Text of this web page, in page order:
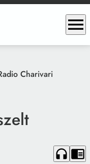
menu
Charivari
headphones chrome_reader_mode